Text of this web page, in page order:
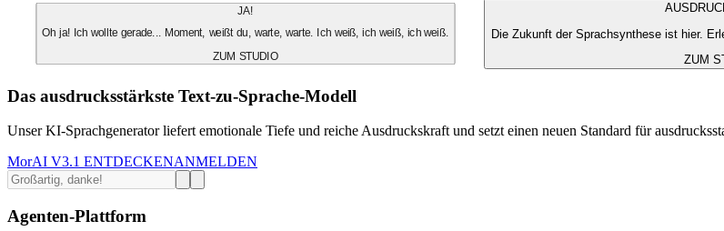
JA!
Oh ja! Ich wollte gerade... Moment, weißt du, warte, warte. Ich weiß, ich weiß, ich weiß.
ZUM STUDIO
Die Zukunft der Sprachsynthese ist hier.
ZUM
Das ausdrucksstärkste Text-zu-Sprache-Modell
Unser KI-Sprachgenerator liefert emotionale Tiefe und reiche Ausdruckskraft und setzt einen neuen Standard für
MorAI V3.1 ENTDECKENANMELDEN
Agenten-Plattform